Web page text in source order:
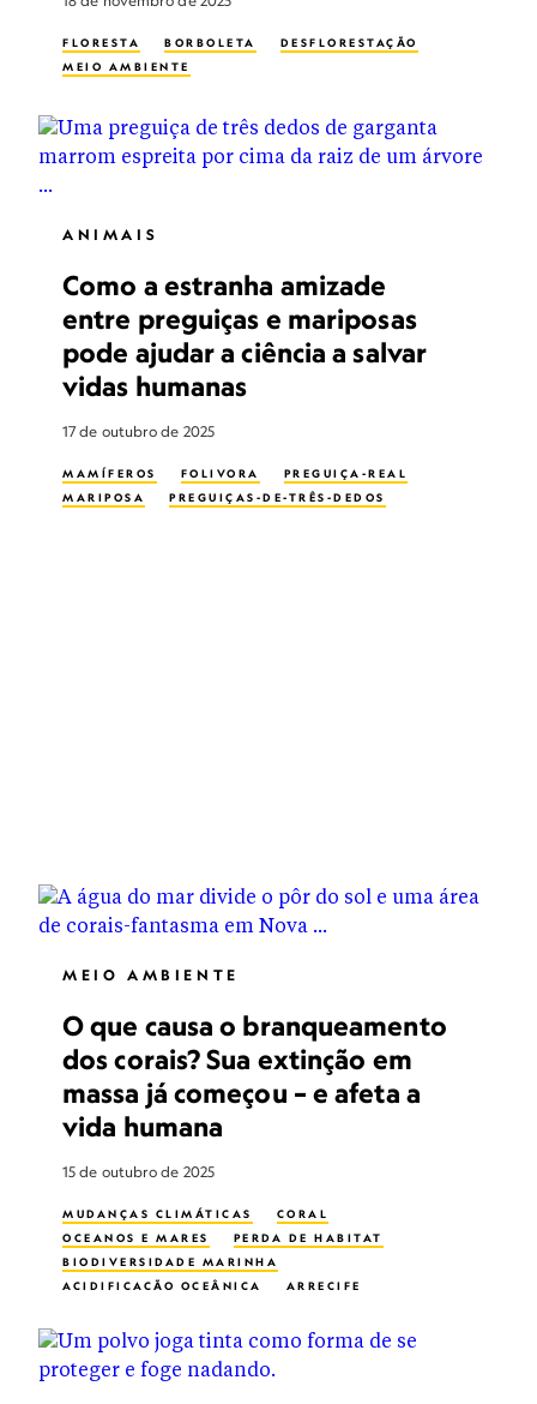
FLORESTA BORBOLETA
DESFLORESTAÇÃO
MEIO AMBIENTE
ANIMAIS
Como a estranha amizade
entre preguiças e mariposas
pode ajudar a ciência a salvar
vidas humanas
17 de outubro de 2025
MAMÍFEROS FOLIVORA
PREGUIÇA-REAL
MARIPOSA
PREGUIÇAS-DE-TRÊS-DEDOS
MEIO AMBIENTE
O que causa o branqueamento
dos corais? Sua extinção em
massa já começou – e afeta a
vida humana
15 de outubro de 2025
MUDANÇAS CLIMÁTICAS
CORAL
OCEANOS E MARES
PERDA DE HABITAT
BIODIVERSIDADE MARINHA
ACIDIFICAÇÃO OCEÂNICA
ARRECIFE